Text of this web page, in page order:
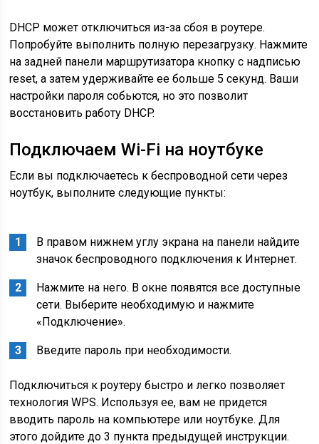
DHCP может отключиться из-за сбоя в роутере.
Попробуйте выполнить полную перезагрузку. Нажмите
на задней панели маршрутизатора кнопку с надписью
reset, а затем удерживайте ее больше 5 секунд. Ваши
настройки пароля собьются, но это позволит
восстановить работу DHCP.
Подключаем Wi-Fi на ноутбуке
Если вы подключаетесь к беспроводной сети через
ноутбук, выполните следующие пункты:
В правом нижнем углу экрана на панели найдите
значок беспроводного подключения к Интернет.
Нажмите на него. В окне появятся все доступные
сети. Выберите необходимую и нажмите
«Подключение».
Введите пароль при необходимости.
Подключиться к роутеру быстро и легко позволяет
технология WPS. Используя ее, вам не придется
вводить пароль на компьютере или ноутбуке. Для
этого дойдите до 3 пункта предыдущей инструкции.